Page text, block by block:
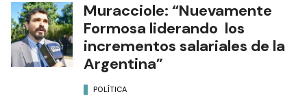
Muracciole: “Nuevamente
Formosa liderando los
incrementos salariales de la
Argentina”
POLÍTICA